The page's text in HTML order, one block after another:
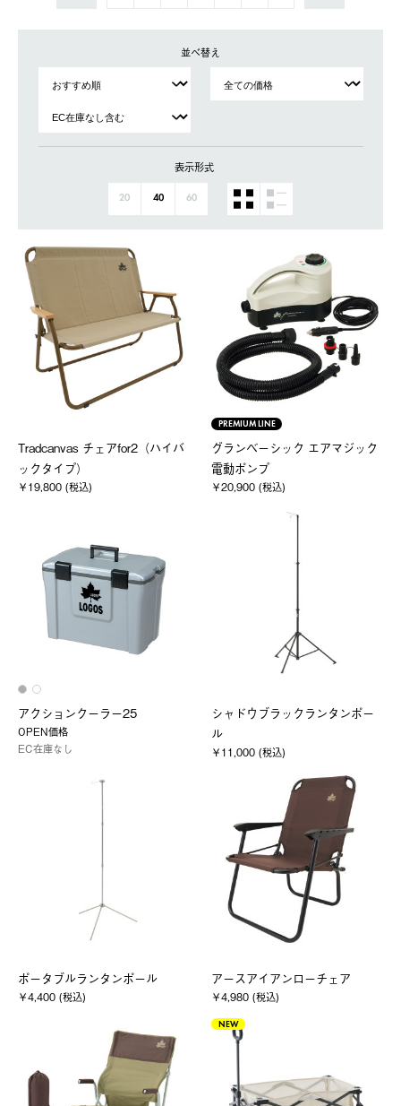
並べ替え
表示形式
20 40 60
Tradcanvas チェアfor2（ハイバ
ックタイプ）
￥19,800 (税込)
PREMIUM LINE
グランベーシック エアマジック
電動ポンプ
￥20,900 (税込)
アクションクーラー25
OPEN価格
EC在庫なし
シャドウブラックランタンポー
ル
￥11,000 (税込)
ポータブルランタンポール
￥4,400 (税込)
アースアイアンローチェア
￥4,980 (税込)
NEW